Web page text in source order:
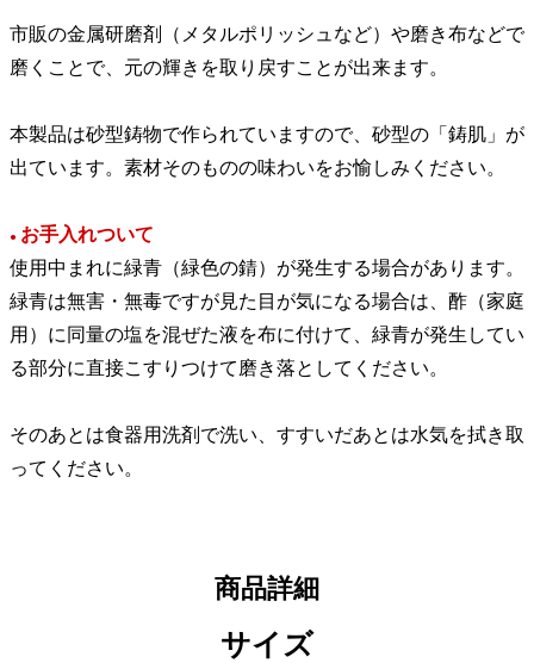
市販の金属研磨剤（メタルポリッシュなど）や磨き布などで
磨くことで、元の輝きを取り戻すことが出来ます。
本製品は砂型鋳物で作られていますので、砂型の「鋳肌」が
出ています。素材そのものの味わいをお愉しみください。
● お手入れついて
使用中まれに緑青（緑色の錆）が発生する場合があります。
緑青は無害・無毒ですが見た目が気になる場合は、酢（家庭
用）に同量の塩を混ぜた液を布に付けて、緑青が発生してい
る部分に直接こすりつけて磨き落としてください。
そのあとは食器用洗剤で洗い、すすいだあとは水気を拭き取
ってください。
商品詳細
サイズ